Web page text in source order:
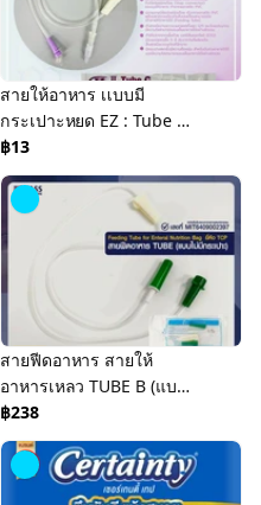
สายให้อาหาร เเบบมี
กระเปาะหยด EZ : Tube C
สายให้อาหารเหลวผู้ป่วย
สายฟีดอาหาร
฿13
สายฟีดอาหาร สายให้
อาหารเหลว TUBE B (แบบ
ไม่มีกระเปาะ) ยี่ห้อ TCP
฿238